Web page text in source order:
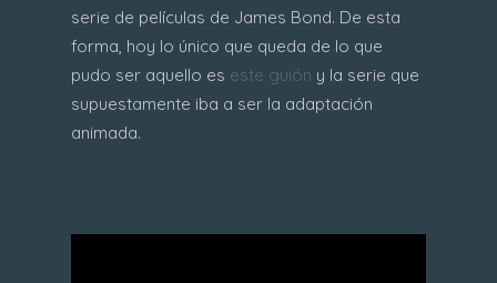
serie de películas de James Bond. De esta
forma, hoy lo único que queda de lo que
pudo ser aquello es este guión y la serie que
supuestamente iba a ser la adaptación
animada.